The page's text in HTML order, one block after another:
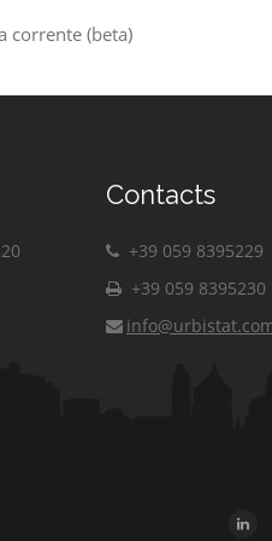
corrente (beta)
Contacts
+39 059 8395229
+39 059 8395230